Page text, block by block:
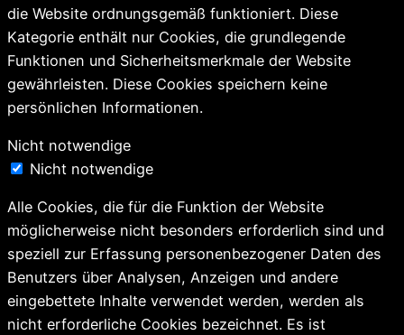
die Website ordnungsgemäß funktioniert. Diese
Kategorie enthält nur Cookies, die grundlegende
Funktionen und Sicherheitsmerkmale der Website
gewährleisten. Diese Cookies speichern keine
persönlichen Informationen.
Nicht notwendige
Nicht notwendige
Alle Cookies, die für die Funktion der Website
möglicherweise nicht besonders erforderlich sind und
speziell zur Erfassung personenbezogener Daten des
Benutzers über Analysen, Anzeigen und andere
eingebettete Inhalte verwendet werden, werden als
nicht erforderliche Cookies bezeichnet. Es ist